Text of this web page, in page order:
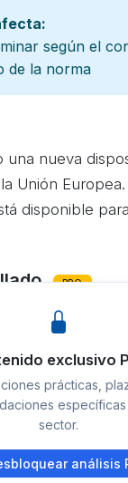
según el
de la norma
una nueva
Unión
disponible
PRO
cuyo contenido
por falta
Las
serie L del DOUE
para los
exclusivo
prácticas,
específicas
sector.
análisis